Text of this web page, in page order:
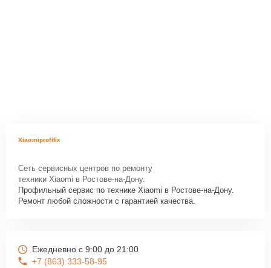
Xiaomiprofifix
Сеть сервисных центров по ремонту
техники Xiaomi в Ростове-на-Дону.
Профильный сервис по технике Xiaomi в Ростове-на-Дону.
Ремонт любой сложности с гарантией качества.
Ежедневно с 9:00 до 21:00
+7 (863) 333-58-95